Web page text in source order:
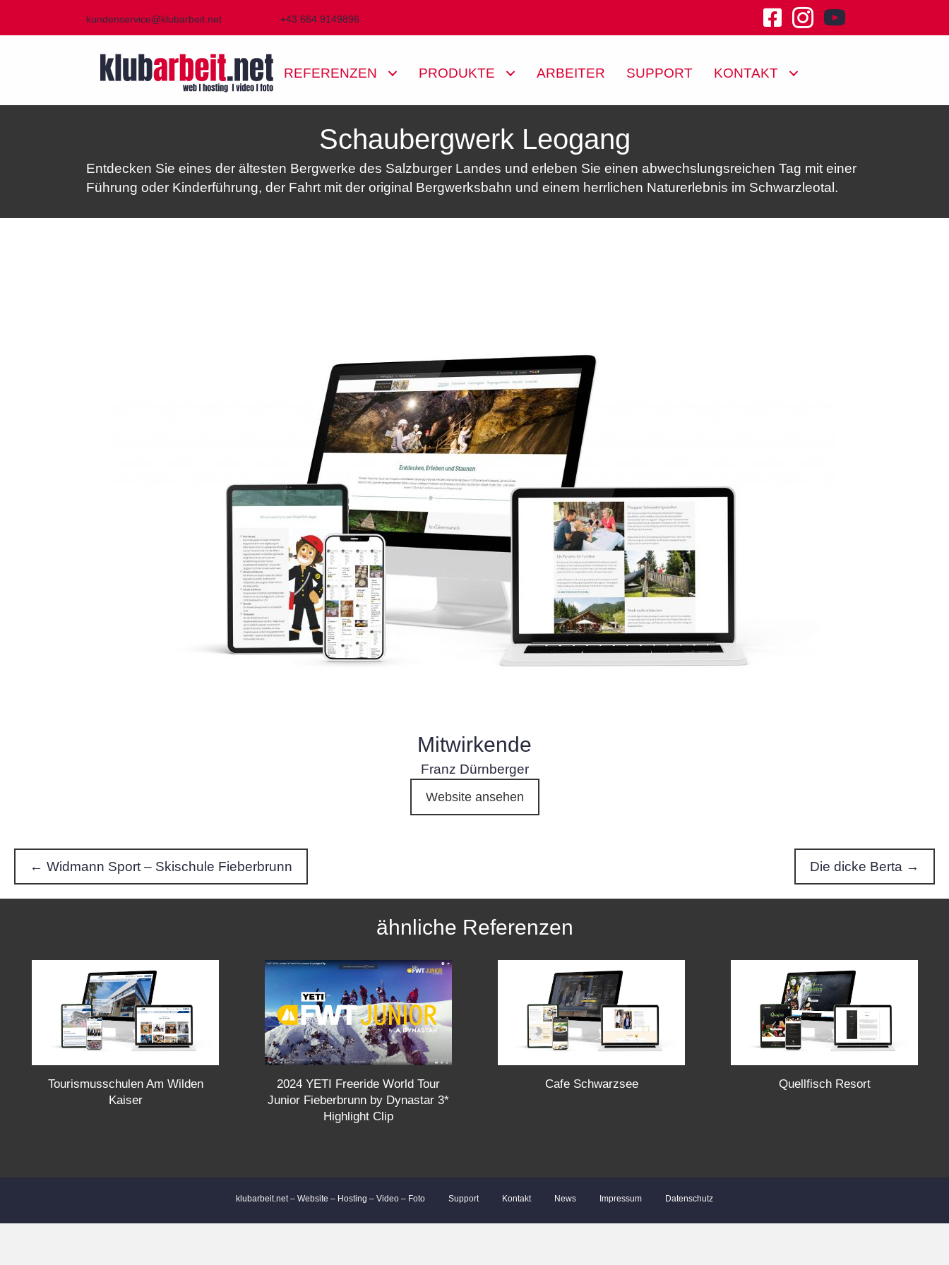
kundenservice@klubarbeit.net +43 664 9149896 youtube channel
REFERENZEN PRODUKTE ARBEITER SUPPORT KONTAKT
Schaubergwerk Leogang
Entdecken Sie eines der ältesten Bergwerke des Salzburger Landes und erleben Sie einen abwechslungsreichen Tag mit einer
Führung oder Kinderführung, der Fahrt mit der original Bergwerksbahn und einem herrlichen Naturerlebnis im Schwarzleotal.
Mitwirkende
Franz Dürnberger
Website ansehen
P
a
← Widmann Sport – Skischule Fieberbrunn Die dicke Berta →
ähnliche Referenzen
Tourismusschulen Am Wilden
Kaiser
2024 YETI Freeride World Tour
Junior Fieberbrunn by Dynastar 3*
Highlight Clip
Cafe Schwarzsee Quellfisch Resort
klubarbeit.net – Website – Hosting – Video – Foto Support Kontakt News Impressum Datenschutz